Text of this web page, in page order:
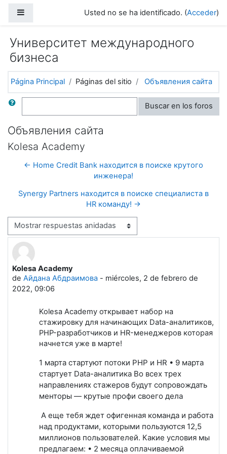
Usted no se ha identificado. (Acceder)
Университет международного
бизнеса
Página Principal Páginas del sitio Объявления сайта
Buscar Buscar en los foros
Объявления сайта
Kolesa Academy
← Home Credit Bank находится в поиске крутого
инженера!
Synergy Partners находится в поиске специалиста в
HR команду! →
Mostrar modo
Kolesa Academy
de Айдана Абдраимова - miércoles, 2 de febrero de
2022, 09:06
Número de respuestas: 0
Kolesa Academy открывает набор на
стажировку для начинающих Data-аналитиков,
PHP-разработчиков и HR-менеджеров которая
начнется уже в марте!
1 марта стартуют потоки PHP и HR • 9 марта
стартует Data-аналитика Во всех трех
направлениях стажеров будут сопровождать
менторы — крутые профи своего дела
А еще тебя ждет офигенная команда и работа
над продуктами, которыми пользуются 12,5
миллионов пользователей. Какие условия мы
предлагаем: • 2 месяца оплачиваемой